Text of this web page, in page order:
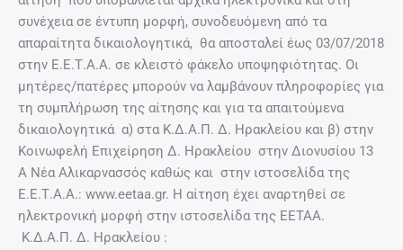
συνέχεια σε έντυπη μορφή, συνοδευόμενη από τα
απαραίτητα δικαιολογητικά, θα αποσταλεί έως 03/07/2018
στην Ε.Ε.Τ.Α.Α. σε κλειστό φάκελο υποψηφιότητας. Οι
μητέρες/πατέρες μπορούν να λαμβάνουν πληροφορίες για
τη συμπλήρωση της αίτησης και για τα απαιτούμενα
δικαιολογητικά α) στα Κ.Δ.Α.Π. Δ. Ηρακλείου και β) στην
Κοινωφελή Επιχείρηση Δ. Ηρακλείου στην Διονυσίου 13
Α Νέα Αλικαρνασσός καθώς και στην ιστοσελίδα της
Ε.Ε.Τ.Α.Α.: www.eetaa.gr. Η αίτηση έχει αναρτηθεί σε
ηλεκτρονική μορφή στην ιστοσελίδα της ΕΕΤΑΑ.
Κ.Δ.Α.Π. Δ. Ηρακλείου :